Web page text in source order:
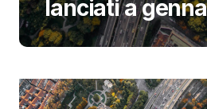
lanciati a